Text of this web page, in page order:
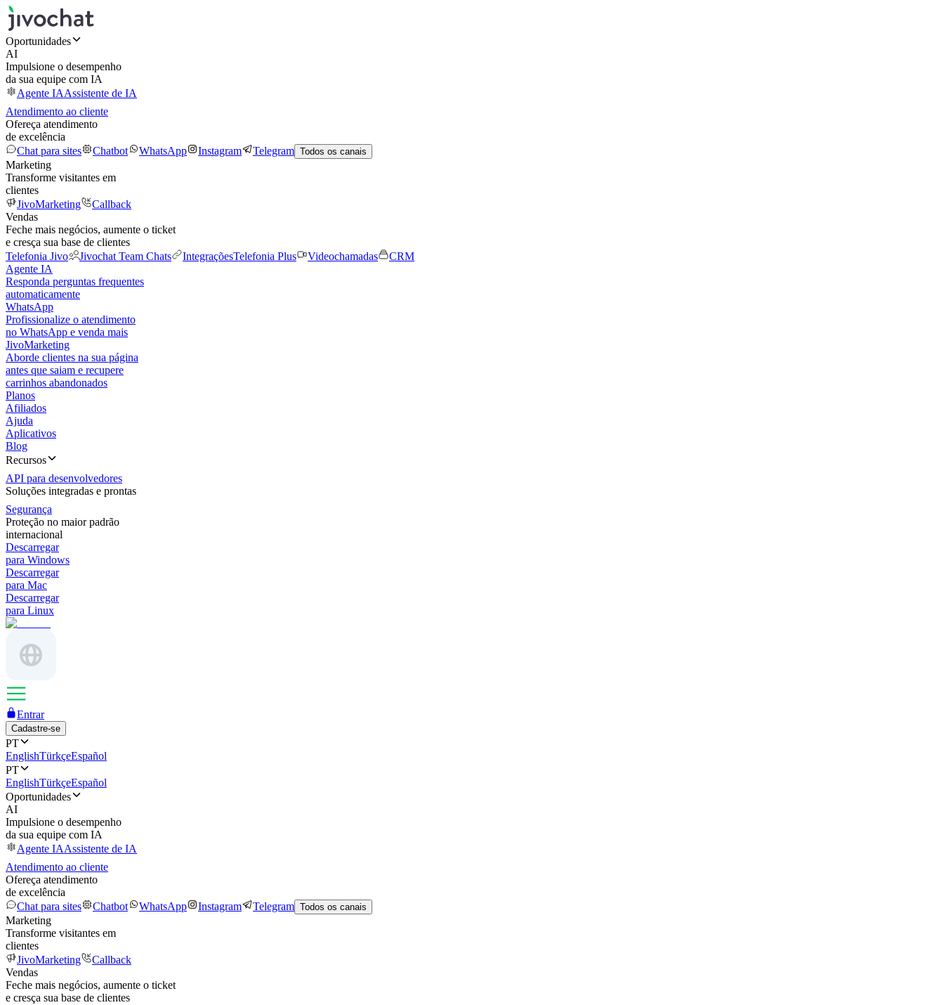
Oportunidades
AI
Impulsione o desempenho
da sua equipe com IA
Agente IAAssistente de IA
Atendimento ao cliente
Ofereça atendimento
de excelência
Chat para sites
Chatbot WhatsApp Instagram Telegram Todos os canais
Marketing
Transforme visitantes em
clientes
JivoMarketing
Callback
Vendas
Feche mais negócios, aumente o ticket
e cresça sua base de clientes
Telefonia Jivo
Jivochat Team Chats IntegraçõesTelefonia Plus Videochamadas
CRM
Agente IA
Responda perguntas frequentes
automaticamente
WhatsApp
Profissionalize o atendimento
no WhatsApp e venda mais
JivoMarketing
Aborde clientes na sua página
antes que saiam e recupere
carrinhos abandonados
Planos
Afiliados
Ajuda
Aplicativos
Blog
Recursos
API para desenvolvedores
Soluções integradas e prontas
Segurança
Proteção no maior padrão
internacional
Descarregar
para Windows
Descarregar
para Mac
Descarregar
para Linux
Entrar
Cadastre-se
PT
EnglishTürkçeEspañol
PT
EnglishTürkçeEspañol
Oportunidades
AI
Impulsione o desempenho
da sua equipe com IA
Agente IAAssistente de IA
Atendimento ao cliente
Ofereça atendimento
de excelência
Chat para sites
Chatbot WhatsApp Instagram Telegram Todos os canais
Marketing
Transforme visitantes em
clientes
JivoMarketing
Callback
Vendas
Feche mais negócios, aumente o ticket
e cresça sua base de clientes